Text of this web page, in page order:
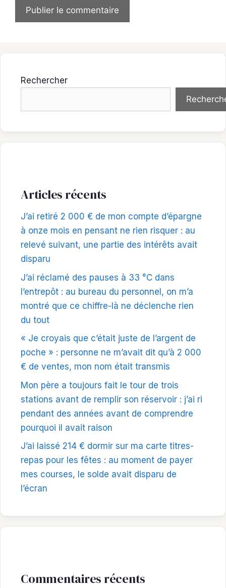
Rechercher
Articles récents
J’ai retiré 2 000 € de mon compte d’épargne
à onze mois en pensant ne rien risquer : au
relevé suivant, une partie des intérêts avait
disparu
J’ai réclamé des pauses à 33 °C dans
l’entrepôt : au bureau du personnel, on m’a
montré que ce chiffre-là ne déclenche rien
du tout
« Je croyais que c’était juste de l’argent de
poche » : personne ne m’avait dit qu’à 2 000
€ de ventes, mon nom était transmis
Mon père a toujours fait le tour de trois
stations avant de remplir son réservoir : j’ai ri
pendant des années avant de comprendre
pourquoi il avait raison
J’ai laissé 214 € dormir sur ma carte titres-
repas pour les fêtes : au moment de payer
mes courses, le solde avait disparu de
l’écran
Commentaires récents